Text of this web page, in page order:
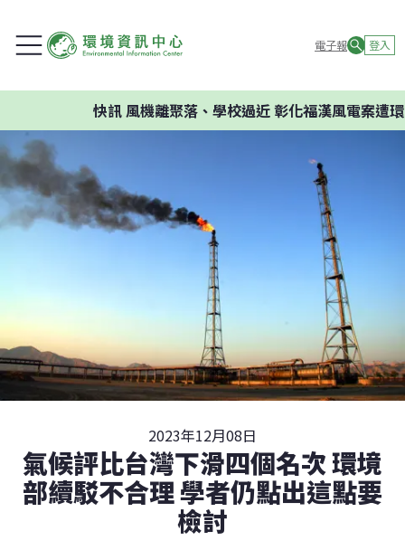
電子報 登入
風機離聚落、學校過近 彰化福漢風電案遭環評判
2023年12月08日
氣候評比台灣下滑四個名次 環境
部續駁不合理 學者仍點出這點要
檢討